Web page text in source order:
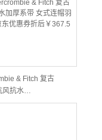
& Fitch 复古
风抗水…